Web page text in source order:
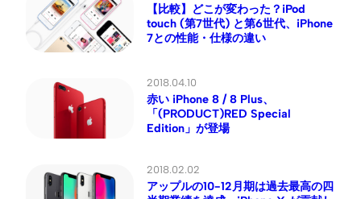
【比較】どこが変わった？iPod
touch (第7世代) と第6世代、iPhone
7との性能・仕様の違い
2018.04.10
赤い iPhone 8 / 8 Plus、
「(PRODUCT)RED Special
Edition」が登場
2018.02.02
アップルの10-12月期は過去最高の四